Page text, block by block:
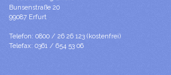
Bunsenstraße 20
99087 Erfurt
Telefon: 0800 / 26 26 123 (kostenfrei)
Telefax: 0361 / 654 53 06